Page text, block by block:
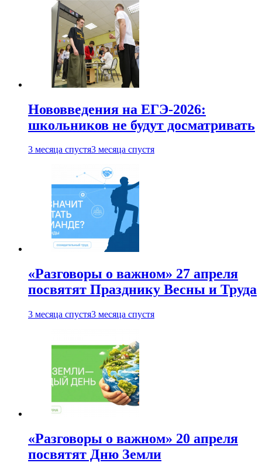
Нововведения на ЕГЭ-2026:
школьников не будут досматривать
3 месяца спустя3 месяца спустя
«Разговоры о важном» 27 апреля
посвятят Празднику Весны и Труда
3 месяца спустя3 месяца спустя
«Разговоры о важном» 20 апреля
посвятят Дню Земли